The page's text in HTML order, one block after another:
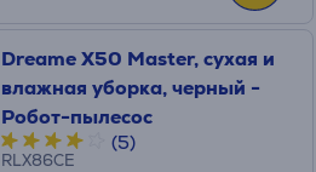
Dreame X50 Master, сухая и
влажная уборка, черный -
Робот-пылесос
(5)
RLX86CE